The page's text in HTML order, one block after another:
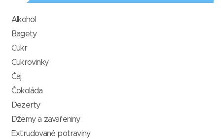
Alkohol
Bagety
Cukr
Cukrovinky
Čaj
Čokoláda
Dezerty
Džemy a zavařeniny
Extrudované potraviny